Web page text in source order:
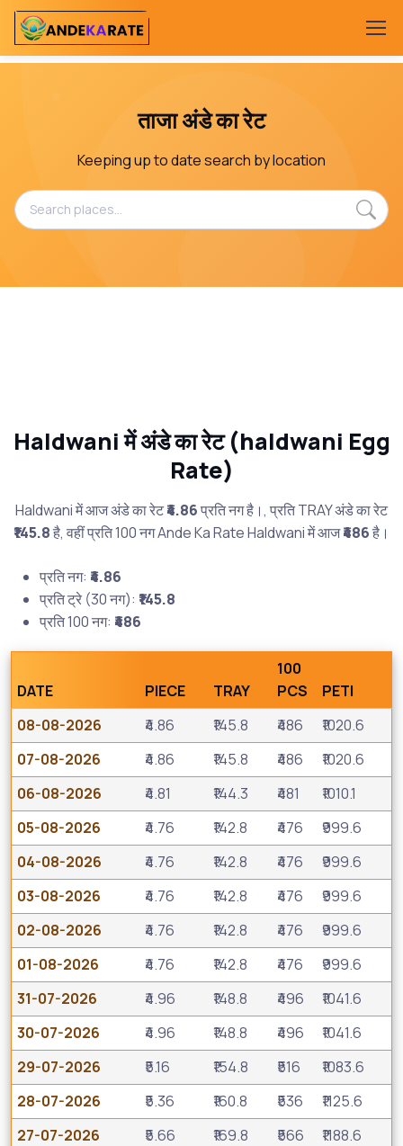
ताजा अंडे का रेट
Keeping up to date search by location
Haldwani में अंडे का रेट (haldwani Egg
Rate)
Haldwani में आज अंडे का रेट₹4.86प्रति नग है।, प्रति TRAY अंडे का रेट
₹145.8है, वहीं प्रति 100 नग Ande Ka Rate Haldwani में आज₹486है।
प्रति नग: ₹4.86
प्रति ट्रे (30 नग): ₹145.8
प्रति 100 नग: ₹486
DATE PIECE TRAY
100
PCS
PETI
08-08-2026
₹4.86 ₹145.8 ₹486
₹1020.6
07-08-2026
₹4.86 ₹145.8 ₹486
₹1020.6
06-08-2026
₹4.81 ₹144.3 ₹481
₹1010.1
05-08-2026
₹4.76 ₹142.8 ₹476
₹999.6
04-08-2026
₹4.76 ₹142.8 ₹476
₹999.6
03-08-2026
₹4.76 ₹142.8 ₹476
₹999.6
02-08-2026
₹4.76 ₹142.8 ₹476
₹999.6
01-08-2026
₹4.76 ₹142.8 ₹476
₹999.6
31-07-2026
₹4.96 ₹148.8 ₹496
₹1041.6
30-07-2026
₹4.96 ₹148.8 ₹496
₹1041.6
29-07-2026
₹5.16 ₹154.8 ₹516
₹1083.6
28-07-2026
₹5.36 ₹160.8 ₹536
₹1125.6
27-07-2026
₹5.66 ₹169.8 ₹566
₹1188.6